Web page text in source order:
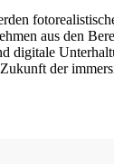
aus den
digitale
der